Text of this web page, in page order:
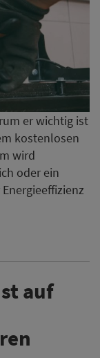
er wichtig ist
kostenlosen
wird
oder ein
auf